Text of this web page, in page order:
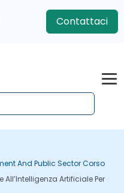
Contattaci
And Public Sector Corso
Artificiale Per